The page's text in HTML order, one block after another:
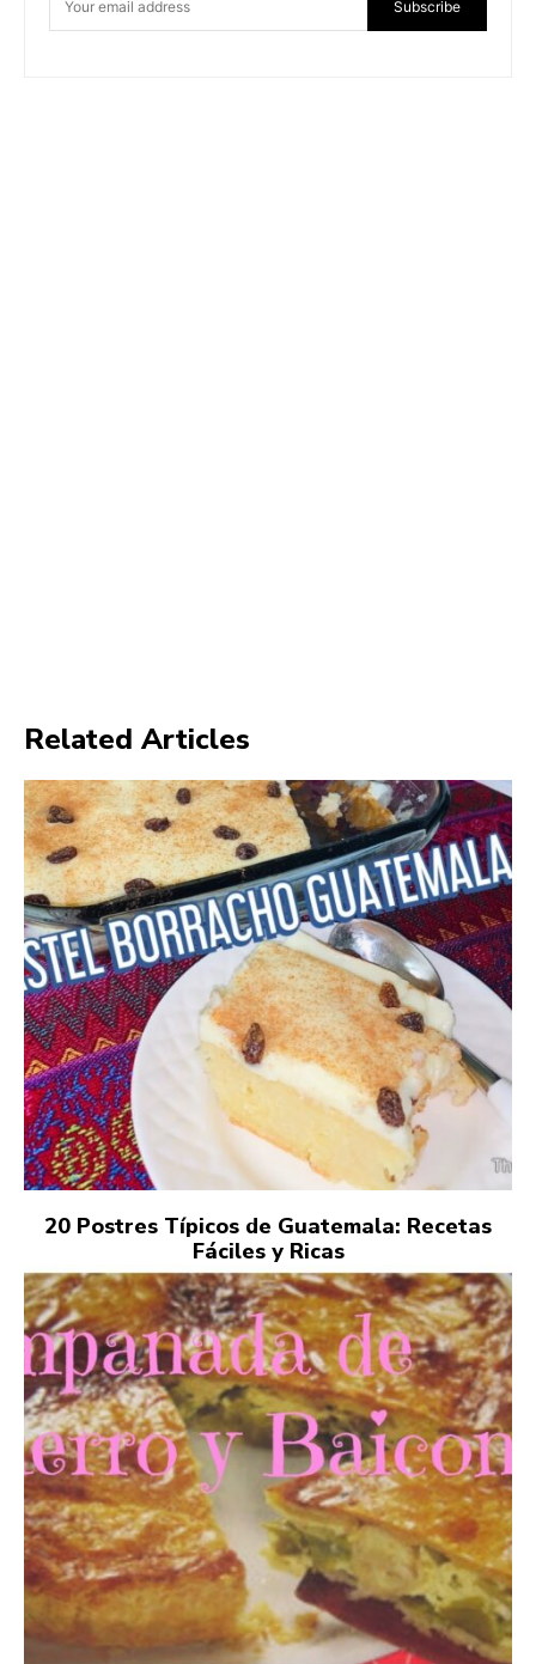
Subscribe
Related Articles
20 Postres Típicos de Guatemala: Recetas
Fáciles y Ricas